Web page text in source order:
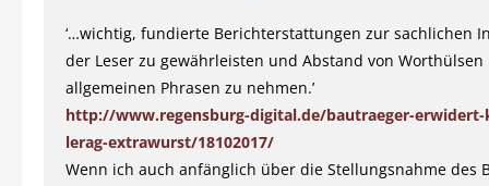
‘…wichtig, fundierte Berichterstattungen zur sachlichen
der Leser zu gewährleisten und Abstand von Worthülsen
allgemeinen Phrasen zu nehmen.’
http://www.regensburg-digital.de/bautraeger-
lerag-extrawurst/18102017/
Wenn ich auch anfänglich über die Stellungsnahme des